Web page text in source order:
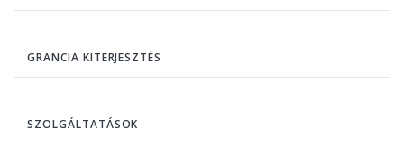
GRANCIA KITERJESZTÉS
SZOLGÁLTATÁSOK